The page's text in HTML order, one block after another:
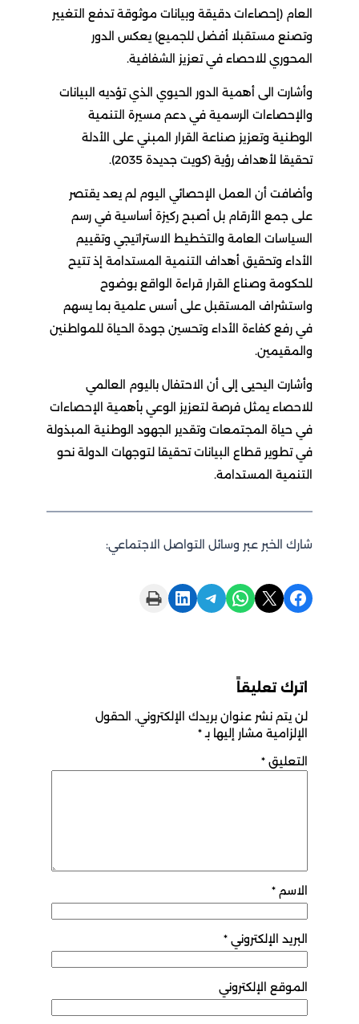
العام (إحصاءات دقيقة وبيانات موثوقة تدفع التغيير
وتصنع مستقبلا أفضل للجميع) يعكس الدور
المحوري للاحصاء في تعزيز الشفافية.
وأشارت الى أهمية الدور الحيوي الذي تؤديه البيانات
والإحصاءات الرسمية في دعم مسيرة التنمية
الوطنية وتعزيز صناعة القرار المبني على الأدلة
تحقيقا لأهداف رؤية (كويت جديدة 2035).
وأضافت أن العمل الإحصائي اليوم لم يعد يقتصر
على جمع الأرقام بل أصبح ركيزة أساسية في رسم
السياسات العامة والتخطيط الاستراتيجي وتقييم
الأداء وتحقيق أهداف التنمية المستدامة إذ تتيح
للحكومة وصناع القرار قراءة الواقع بوضوح
واستشراف المستقبل على أسس علمية بما يسهم
في رفع كفاءة الأداء وتحسين جودة الحياة للمواطنين
والمقيمين.
وأشارت اليحيى إلى أن الاحتفال باليوم العالمي
للاحصاء يمثل فرصة لتعزيز الوعي بأهمية الإحصاءات
في حياة المجتمعات وتقدير الجهود الوطنية المبذولة
في تطوير قطاع البيانات تحقيقا لتوجهات الدولة نحو
التنمية المستدامة.
شارك الخبر عبر وسائل التواصل الاجتماعي:
Share on Facebook
Share on X
Share on WhatsApp
Share on Telegram
Share on LinkedIn
Print this Page
اترك تعليقاً
لن يتم نشر عنوان بريدك الإلكتروني. الحقول
الإلزامية مشار إليها بـ*
التعليق *
الاسم *
البريد الإلكتروني *
الموقع الإلكتروني